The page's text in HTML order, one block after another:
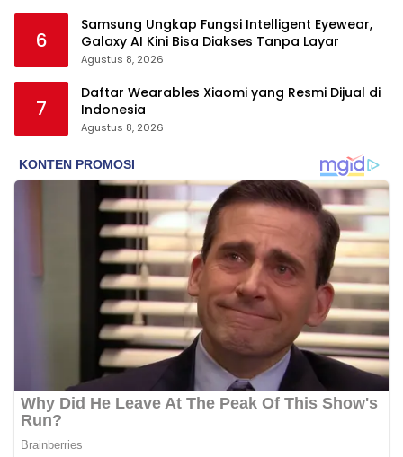
6
Samsung Ungkap Fungsi Intelligent Eyewear,
Galaxy AI Kini Bisa Diakses Tanpa Layar
Agustus 8, 2026
7
Daftar Wearables Xiaomi yang Resmi Dijual di
Indonesia
Agustus 8, 2026